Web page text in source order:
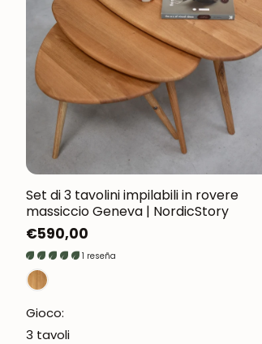
Set di 3 tavolini impilabili in rovere
massiccio Geneva | NordicStory
Prezzo
normale
€590,00
1 reseña
Gioco:
3 tavoli